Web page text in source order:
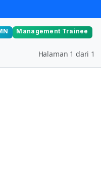
Management Trainee
Halaman 1 dari 1